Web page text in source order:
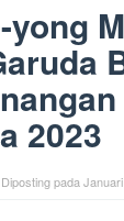
yong
2023
Diposting pada